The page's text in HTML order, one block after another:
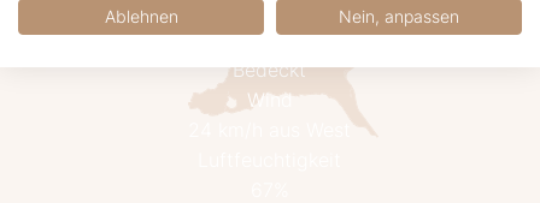
18.4°C
Bedeckt
Wind
Ablehnen Nein, anpassen